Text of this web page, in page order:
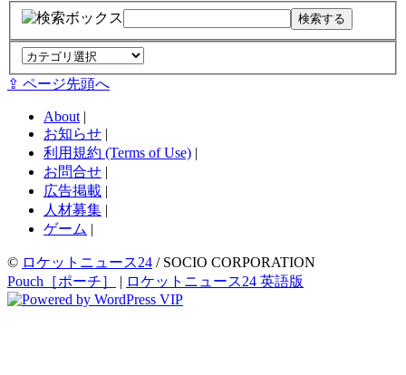
⇪ ページ先頭へ
About |
お知らせ |
利用規約 (Terms of Use) |
お問合せ |
広告掲載 |
人材募集 |
ゲーム |
© ロケットニュース24 / SOCIO CORPORATION
Pouch［ポーチ］
| ロケットニュース24 英語版